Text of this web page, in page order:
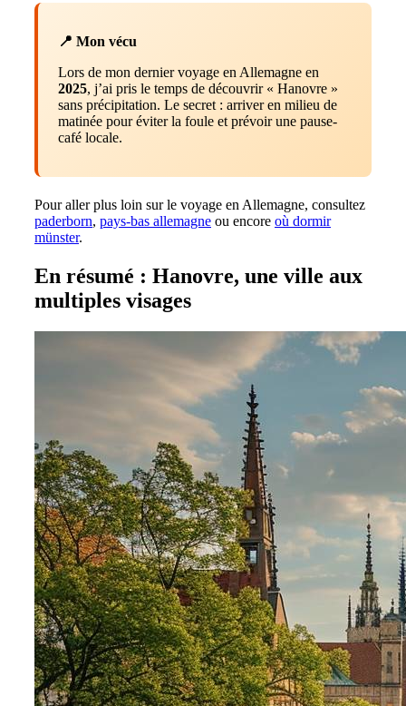
📍 Mon vécu
Lors de mon dernier voyage en Allemagne en
2025, j’ai pris le temps de découvrir « Hanovre »
sans précipitation. Le secret : arriver en milieu de
matinée pour éviter la foule et prévoir une pause-
café locale.
Pour aller plus loin sur le voyage en Allemagne, consultez
paderborn, pays-bas allemagne ou encore où dormir
münster.
En résumé : Hanovre, une ville aux
multiples visages